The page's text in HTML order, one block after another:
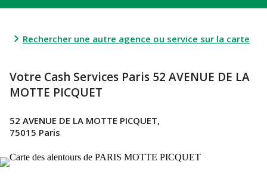
Rechercher une autre agence ou service sur la carte
Votre Cash Services Paris 52 AVENUE DE LA
MOTTE PICQUET
52 AVENUE DE LA MOTTE PICQUET,
75015 Paris